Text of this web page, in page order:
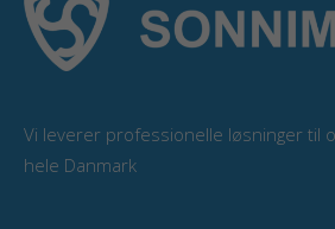
Vi leverer professionelle løsninger til
hele Danmark